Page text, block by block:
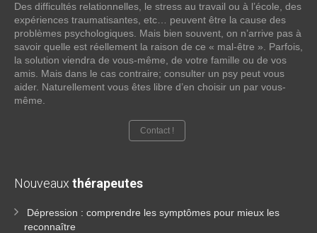
Des difficultés relationnelles, le stress au travail ou à l’école, des
expériences traumatisantes, etc… peuvent être la cause des
problèmes psychologiques. Mais bien souvent, on n’arrive pas à
savoir quelle est réellement la raison de ce « mal-être ». Parfois,
la solution viendra de vous-même, de votre famille ou de vos
amis. Mais dans le cas contraire; consulter un psy peut vous
aider. Naturellement vous êtes libre d’en choisir un par vous-
même.
Contact !
Nouveaux thérapeutes
Dépression : comprendre les symptômes pour mieux les
reconnaître